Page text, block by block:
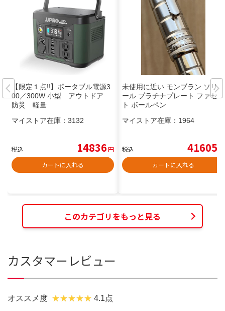
【限定１点‼️】ポータブル電源3
00／300W 小型 アウトドア
防災 軽量
マイストア在庫： 3132
税込 14836円
カートに入れる
未使用に近い モンブラン ソリテ
ール プラチナプレート ファセッ
ト ボールペン
マイストア在庫： 1964
税込 41605
カートに入れる
このカテゴリをもっと見る
カスタマーレビュー
オススメ度 4.1点